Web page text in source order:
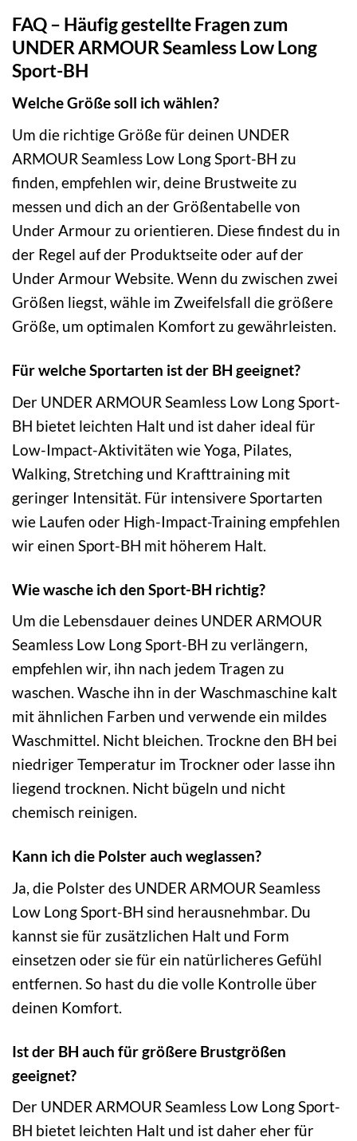
FAQ – Häufig gestellte Fragen zum
UNDER ARMOUR Seamless Low Long
Sport-BH
Welche Größe soll ich wählen?
Um die richtige Größe für deinen UNDER
ARMOUR Seamless Low Long Sport-BH zu
finden, empfehlen wir, deine Brustweite zu
messen und dich an der Größentabelle von
Under Armour zu orientieren. Diese findest du in
der Regel auf der Produktseite oder auf der
Under Armour Website. Wenn du zwischen zwei
Größen liegst, wähle im Zweifelsfall die größere
Größe, um optimalen Komfort zu gewährleisten.
Für welche Sportarten ist der BH geeignet?
Der UNDER ARMOUR Seamless Low Long Sport-
BH bietet leichten Halt und ist daher ideal für
Low-Impact-Aktivitäten wie Yoga, Pilates,
Walking, Stretching und Krafttraining mit
geringer Intensität. Für intensivere Sportarten
wie Laufen oder High-Impact-Training empfehlen
wir einen Sport-BH mit höherem Halt.
Wie wasche ich den Sport-BH richtig?
Um die Lebensdauer deines UNDER ARMOUR
Seamless Low Long Sport-BH zu verlängern,
empfehlen wir, ihn nach jedem Tragen zu
waschen. Wasche ihn in der Waschmaschine kalt
mit ähnlichen Farben und verwende ein mildes
Waschmittel. Nicht bleichen. Trockne den BH bei
niedriger Temperatur im Trockner oder lasse ihn
liegend trocknen. Nicht bügeln und nicht
chemisch reinigen.
Kann ich die Polster auch weglassen?
Ja, die Polster des UNDER ARMOUR Seamless
Low Long Sport-BH sind herausnehmbar. Du
kannst sie für zusätzlichen Halt und Form
einsetzen oder sie für ein natürlicheres Gefühl
entfernen. So hast du die volle Kontrolle über
deinen Komfort.
Ist der BH auch für größere Brustgrößen
geeignet?
Der UNDER ARMOUR Seamless Low Long Sport-
BH bietet leichten Halt und ist daher eher für